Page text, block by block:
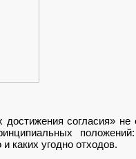
согласия» не
положений:
каких угодно отходов.